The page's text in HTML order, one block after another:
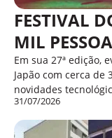
FESTIVAL
MIL
Em sua 27ª edição,
Japão com cerca de
novidades
31/07/2026